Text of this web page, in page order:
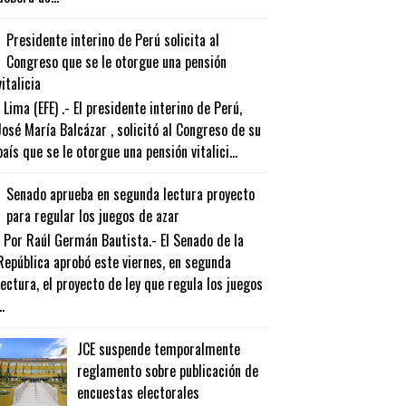
Presidente interino de Perú solicita al
Congreso que se le otorgue una pensión
(EFE) .- El presidente interino de Perú,
María Balcázar , solicitó al Congreso de su
que se le otorgue una pensión vitalici...
Senado aprueba en segunda lectura proyecto
para regular los juegos de azar
Raúl Germán Bautista.- El Senado de la
aprobó este viernes, en segunda
el proyecto de ley que regula los juegos
JCE suspende temporalmente
reglamento sobre publicación de
encuestas electorales